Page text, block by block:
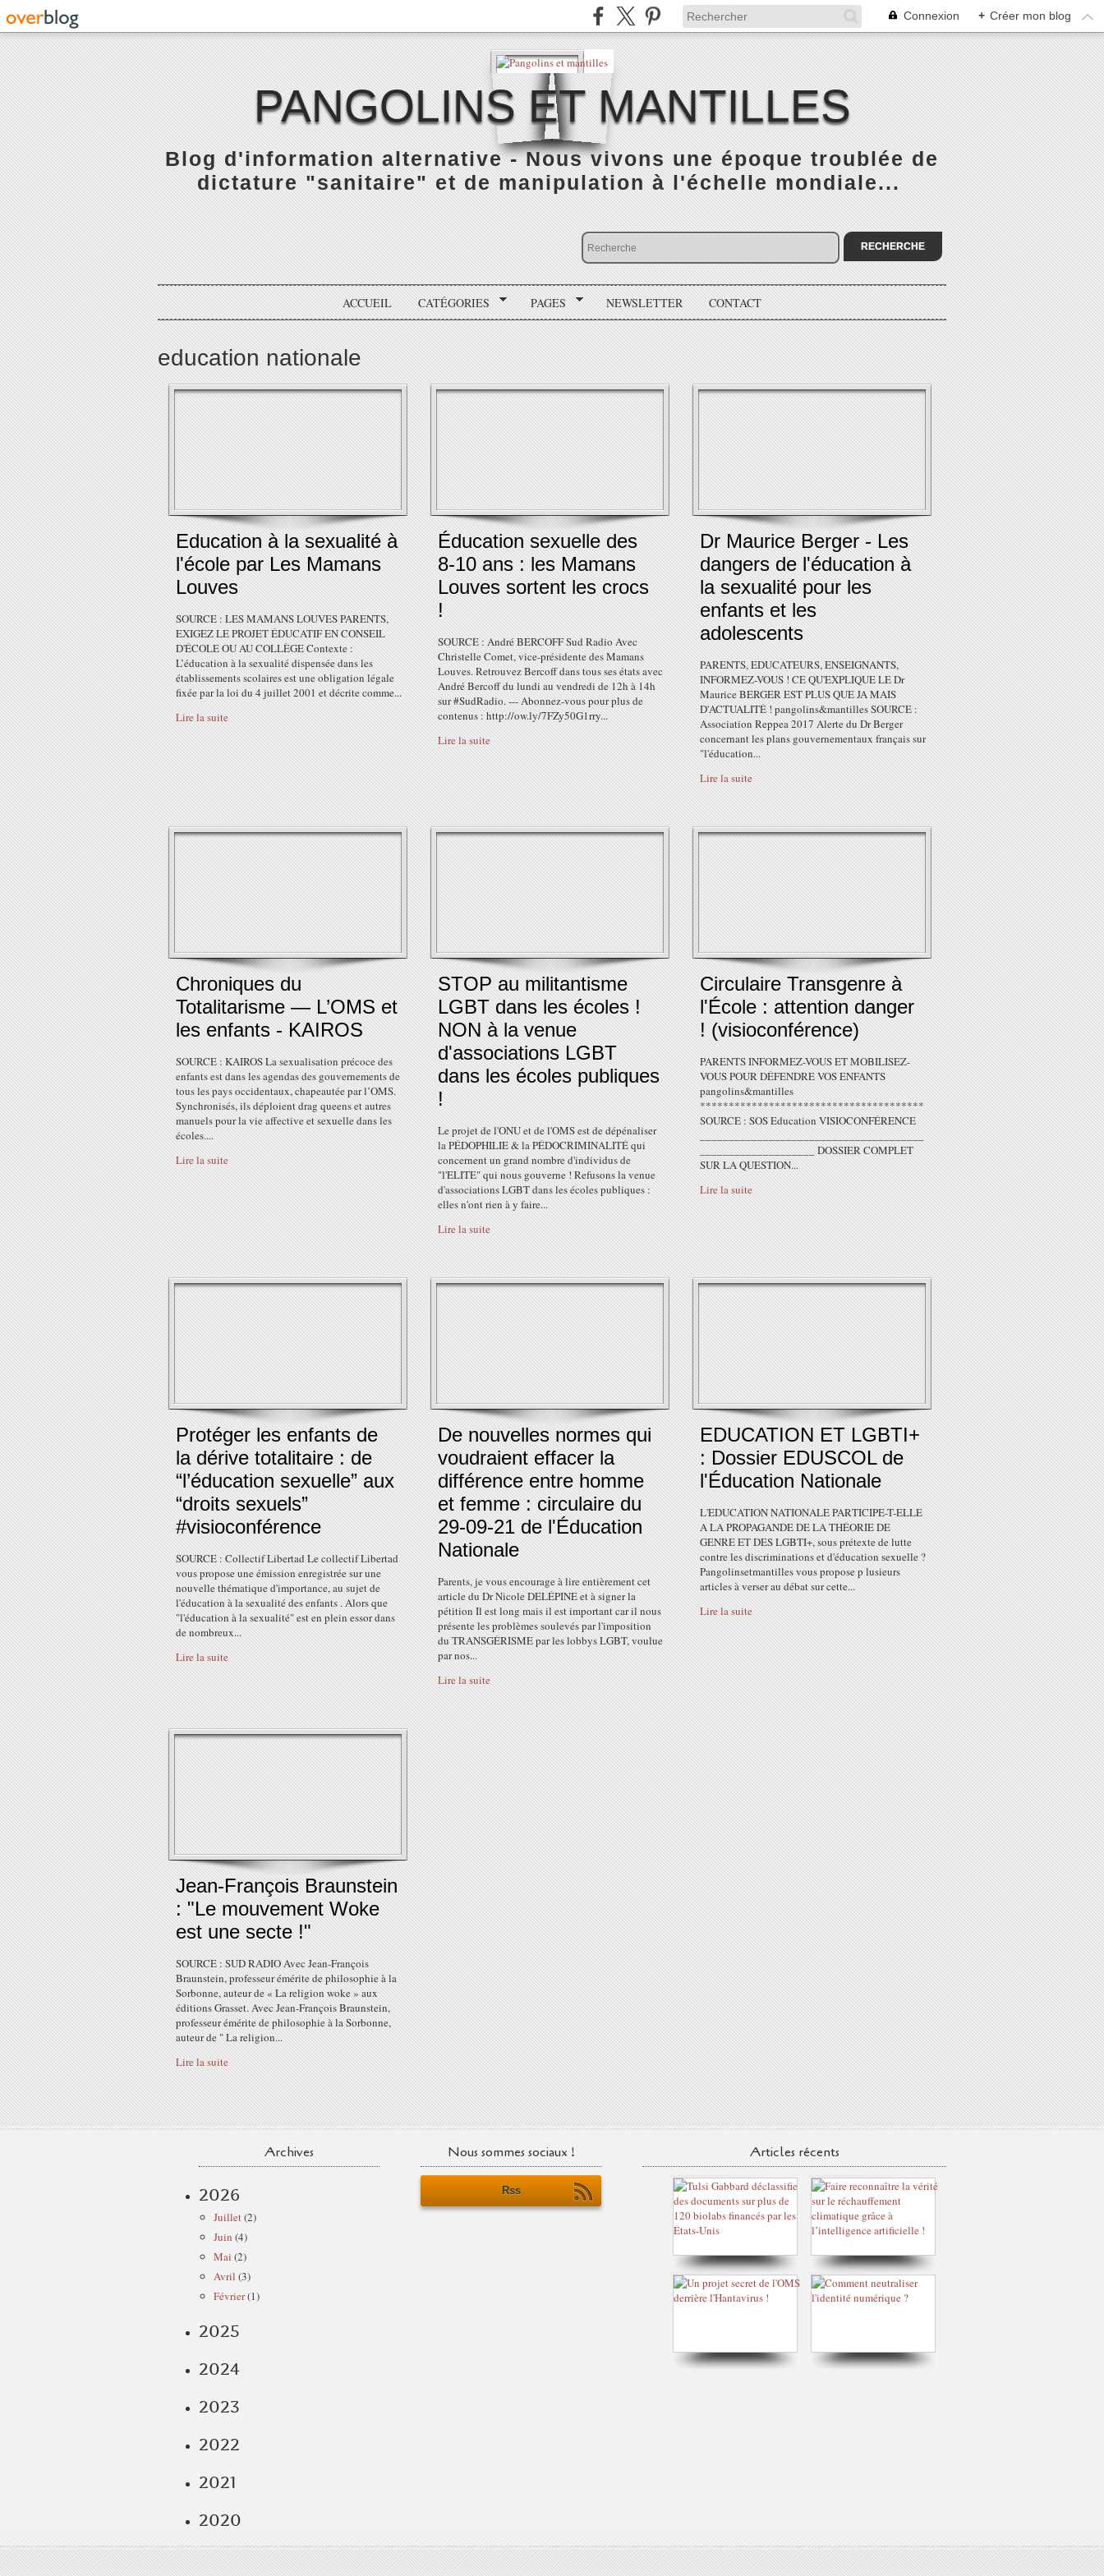
Connexion + Créer mon blog
PANGOLINS ET MANTILLES
Blog d'information alternative - Nous vivons une époque troublée de
dictature "sanitaire" et de manipulation à l'échelle mondiale...
ACCUEIL CATÉGORIES PAGES NEWSLETTER CONTACT
education nationale
Education à la sexualité à
l'école par Les Mamans
Louves
SOURCE : LES MAMANS LOUVES PARENTS,
EXIGEZ LE PROJET ÉDUCATIF EN CONSEIL
D'ÉCOLE OU AU COLLÈGE Contexte :
L’éducation à la sexualité dispensée dans les
établissements scolaires est une obligation légale
fixée par la loi du 4 juillet 2001 et décrite comme...
Lire la suite
Éducation sexuelle des
8-10 ans : les Mamans
Louves sortent les crocs
!
SOURCE : André BERCOFF Sud Radio Avec
Christelle Comet, vice-présidente des Mamans
Louves. Retrouvez Bercoff dans tous ses états avec
André Bercoff du lundi au vendredi de 12h à 14h
sur #SudRadio. --- Abonnez-vous pour plus de
contenus : http://ow.ly/7FZy50G1rry...
Lire la suite
Dr Maurice Berger - Les
dangers de l'éducation à
la sexualité pour les
enfants et les
adolescents
PARENTS, EDUCATEURS, ENSEIGNANTS,
INFORMEZ-VOUS ! CE QU'EXPLIQUE LE Dr
Maurice BERGER EST PLUS QUE JA MAIS
D'ACTUALITÉ ! pangolins&mantilles SOURCE :
Association Reppea 2017 Alerte du Dr Berger
concernant les plans gouvernementaux français sur
"l'éducation...
Lire la suite
Chroniques du
Totalitarisme — L’OMS et
les enfants - KAIROS
SOURCE : KAIROS La sexualisation précoce des
enfants est dans les agendas des gouvernements de
tous les pays occidentaux, chapeautée par l’OMS.
Synchronisés, ils déploient drag queens et autres
manuels pour la vie affective et sexuelle dans les
écoles....
Lire la suite
STOP au militantisme
LGBT dans les écoles !
NON à la venue
d'associations LGBT
dans les écoles publiques
!
Le projet de l'ONU et de l'OMS est de dépénaliser
la PÉDOPHILIE & la PÉDOCRIMINALITÉ qui
concernent un grand nombre d'individus de
"l'ELITE" qui nous gouverne ! Refusons la venue
d'associations LGBT dans les écoles publiques :
elles n'ont rien à y faire...
Lire la suite
Circulaire Transgenre à
l'École : attention danger
! (visioconférence)
PARENTS INFORMEZ-VOUS ET MOBILISEZ-
VOUS POUR DÉFENDRE VOS ENFANTS
pangolins&mantilles
***************************************
SOURCE : SOS Education VISIOCONFÉRENCE
____________________ DOSSIER COMPLET
SUR LA QUESTION...
Lire la suite
Protéger les enfants de
la dérive totalitaire : de
“l’éducation sexuelle” aux
“droits sexuels”
#visioconférence
SOURCE : Collectif Libertad Le collectif Libertad
vous propose une émission enregistrée sur une
nouvelle thématique d'importance, au sujet de
l'éducation à la sexualité des enfants . Alors que
"l'éducation à la sexualité" est en plein essor dans
de nombreux...
Lire la suite
De nouvelles normes qui
voudraient effacer la
différence entre homme
et femme : circulaire du
29-09-21 de l'Éducation
Nationale
Parents, je vous encourage à lire entièrement cet
article du Dr Nicole DELÉPINE et à signer la
pétition Il est long mais il est important car il nous
présente les problèmes soulevés par l'imposition
du TRANSGÉRISME par les lobbys LGBT, voulue
par nos...
Lire la suite
EDUCATION ET LGBTI+
: Dossier EDUSCOL de
l'Éducation Nationale
L'EDUCATION NATIONALE PARTICIPE-T-ELLE
A LA PROPAGANDE DE LA THÉORIE DE
GENRE ET DES LGBTI+, sous prétexte de lutte
contre les discriminations et d'éducation sexuelle ?
Pangolinsetmantilles vous propose p lusieurs
articles à verser au débat sur cette...
Lire la suite
Jean-François Braunstein
: "Le mouvement Woke
est une secte !"
SOURCE : SUD RADIO Avec Jean-François
Braunstein, professeur émérite de philosophie à la
Sorbonne, auteur de « La religion woke » aux
éditions Grasset. Avec Jean-François Braunstein,
professeur émérite de philosophie à la Sorbonne,
auteur de " La religion...
Lire la suite
Archives
2026
Juillet(2)
Juin (4)
Mai (2)
Avril (3)
Février(1)
2025
2024
2023
2022
2021
2020
Nous sommes sociaux !
Rss
Articles récents